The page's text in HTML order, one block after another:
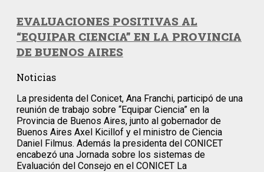
EVALUACIONES POSITIVAS AL
“EQUIPAR CIENCIA” EN LA PROVINCIA
DE BUENOS AIRES
Noticias
La presidenta del Conicet, Ana Franchi, participó de una
reunión de trabajo sobre “Equipar Ciencia” en la
Provincia de Buenos Aires, junto al gobernador de
Buenos Aires Axel Kicillof y el ministro de Ciencia
Daniel Filmus. Además la presidenta del CONICET
encabezó una Jornada sobre los sistemas de
Evaluación del Consejo en el CONICET La